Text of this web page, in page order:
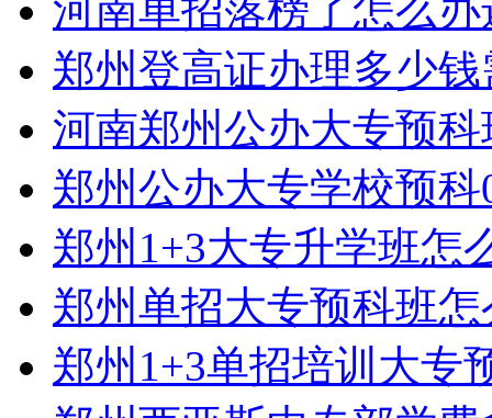
河南单招落榜了怎么
郑州登高证办理多少
河南郑州公办大专预
郑州公办大专学校预
郑州1+3大专升学班怎
郑州单招大专预科班
郑州1+3单招培训大专